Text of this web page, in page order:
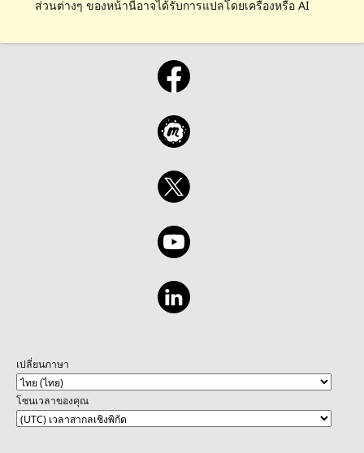
learn from this session? Understanding the
a Retrieval Agent for fetching relevant data.
Creating a Task Agent to handle insurance-
policy generation. Developing an
Autonomous Agent capable of decision-
insurance workflow. Gaining hands-on
experience with Copilot Studio to create and
insights into applying these agents to
improve operational efficiency and customer
Module - https://aka.ms/Create-Copilot
ส่วนต่างๆ ของหน้านี้อาจได้รับการแปลโดยเครื่องหรือ AI
เปลี่ยนภาษา
โซนเวลาของคุณ